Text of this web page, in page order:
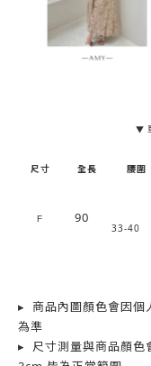
▼
尺寸 全長 腰圍
F 90
33-40
▸ 商品內圖顏色會因個
為準
▸ 尺寸測量與商品顏色